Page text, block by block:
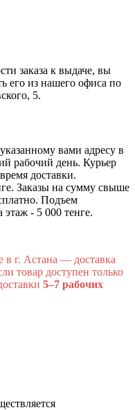
заказа к выдаче, вы
его из нашего офиса по
5.
вами адресу в
рабочий день. Курьер
доставки.
Заказы на сумму свыше
Подъем
- 5 000 тенге.
в г. Астана — доставка
товар доступен только
5–7 рабочих